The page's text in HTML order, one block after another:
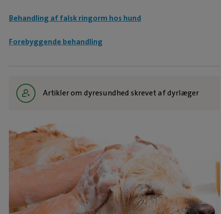
Behandling af falsk ringorm hos hund
Forebyggende behandling
Artikler om dyresundhed skrevet af dyrlæger